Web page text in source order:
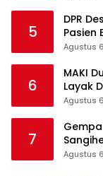
5
DPR
Pasien
Tegas
Agustus
6
MAKI
Layak
Agustus
7
Agustus